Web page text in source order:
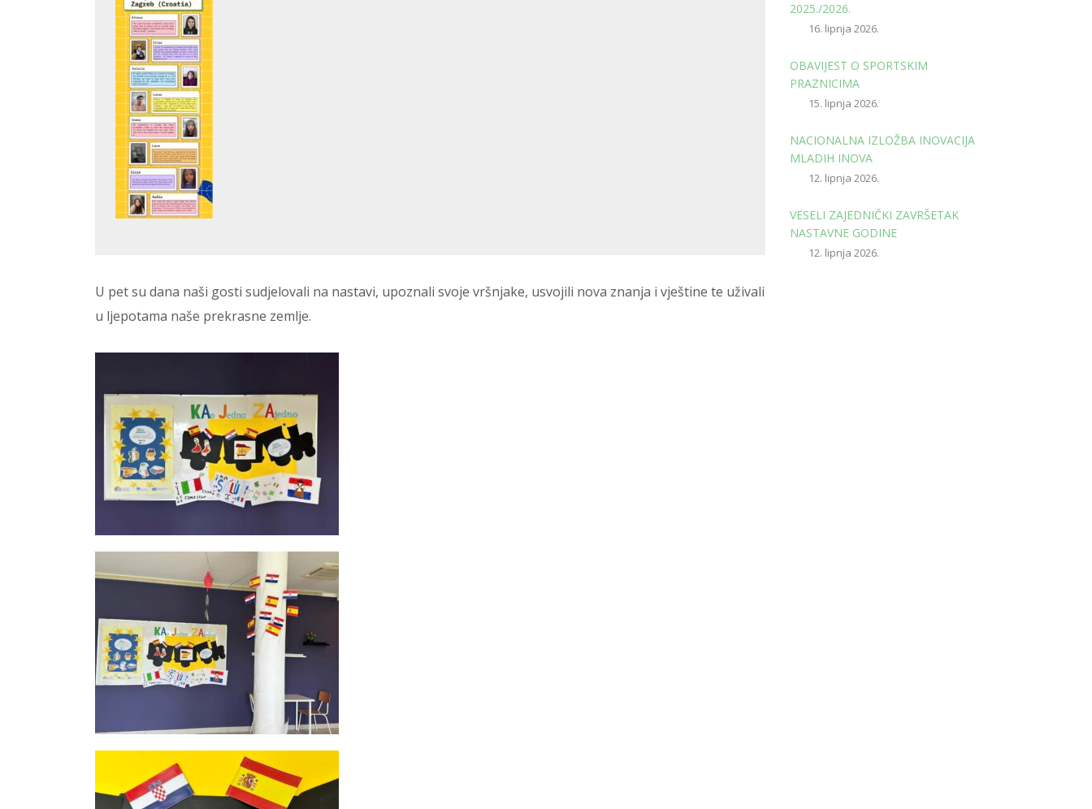
U pet su dana naši gosti sudjelovali na nastavi, upoznali svoje vršnjake, usvojili nova znanja i vještine te uživali
u ljepotama naše prekrasne zemlje.
2025./2026.
16. lipnja 2026.
OBAVIJEST O SPORTSKIM
PRAZNICIMA
15. lipnja 2026.
NACIONALNA IZLOŽBA INOVACIJA
MLADIH INOVA
12. lipnja 2026.
VESELI ZAJEDNIČKI ZAVRŠETAK
NASTAVNE GODINE
12. lipnja 2026.